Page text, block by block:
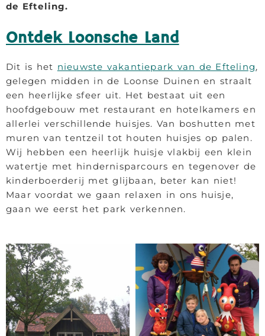
de Efteling.
Ontdek Loonsche Land
Dit is het nieuwste vakantiepark van de Efteling,
gelegen midden in de Loonse Duinen en straalt
een heerlijke sfeer uit. Het bestaat uit een
hoofdgebouw met restaurant en hotelkamers en
allerlei verschillende huisjes. Van boshutten met
muren van tentzeil tot houten huisjes op palen.
Wij hebben een heerlijk huisje vlakbij een klein
watertje met hindernisparcours en tegenover de
kinderboerderij met glijbaan, beter kan niet!
Maar voordat we gaan relaxen in ons huisje,
gaan we eerst het park verkennen.